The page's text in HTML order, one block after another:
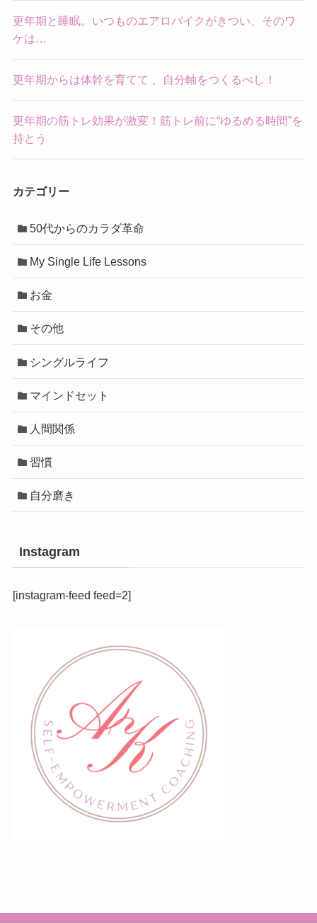
更年期と睡眠。いつものエアロバイクがきつい、そのワ
ケは…
更年期からは体幹を育てて 、自分軸をつくるべし！
更年期の筋トレ効果が激変！筋トレ前に“ゆるめる時間”を
持とう
カテゴリー
50代からのカラダ革命
My Single Life Lessons
お金
その他
シングルライフ
マインドセット
人間関係
習慣
自分磨き
Instagram
[instagram-feed feed=2]